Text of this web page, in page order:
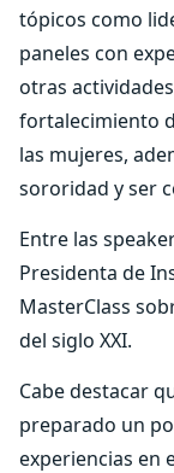
tópicos como
paneles con
otras
fortalecimiento
las mujeres,
sororidad y ser
Entre las
Presidenta de
MasterClass
del siglo XXI.
Cabe destacar
preparado un
experiencias en